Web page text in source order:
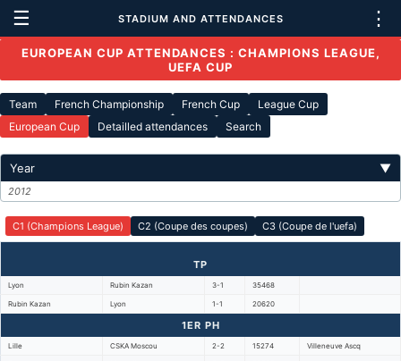
☰ STADIUM AND ATTENDANCES ⋮
EUROPEAN CUP ATTENDANCES : CHAMPIONS LEAGUE,
UEFA CUP
Team French Championship French Cup
League Cup
European Cup
Detailled attendances Search
Year ▼
2012
C1 (Champions League) C2 (Coupe des coupes) C3 (Coupe de l'uefa)
TP
Lyon Rubin Kazan 3-1 35468
Rubin Kazan Lyon 1-1 20620
1ER PH
Lille CSKA Moscou 2-2 15274 Villeneuve Ascq